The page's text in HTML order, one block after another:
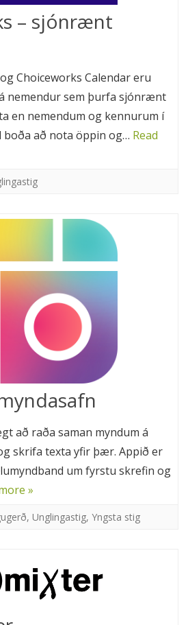
– sjónrænt
Choiceworks Calendar eru
nemendur sem þurfa sjónrænt
en nemendum og kennurum í
boða að nota öppin og… Read
að raða saman myndum á
skrifa texta yfir þær. Appið er
um fyrstu skrefin og
»
, Unglingastig, Yngsta stig